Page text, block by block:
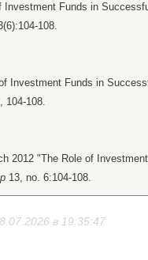
Investment Funds in
108.
Investment Funds in
, 104-108.
2012 "The Role of
13, no. 6:104-108.
в 19:35:47